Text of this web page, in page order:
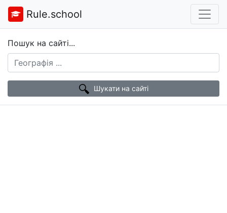
Rule.school
Пошук на сайті...
Шукати на сайті